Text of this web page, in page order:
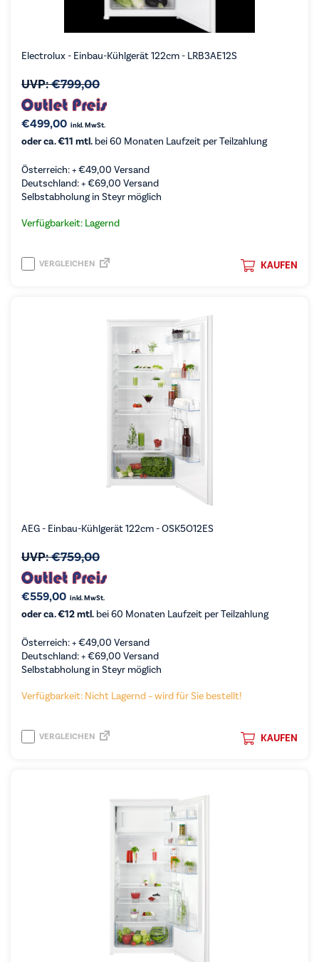
Electrolux - Einbau-Kühlgerät 122cm - LRB3AE12S
UVP:€799,00
€499,00 inkl. MwSt.
oder ca. €11 mtl. bei 60 Monaten Laufzeit per Teilzahlung
Österreich: +€49,00 Versand
Deutschland: +€69,00 Versand
Selbstabholung in Steyr möglich
Verfügbarkeit: Lagernd
KAUFEN
VERGLEICHEN
AEG - Einbau-Kühlgerät 122cm - OSK5O12ES
UVP:€759,00
€559,00 inkl. MwSt.
oder ca. €12 mtl. bei 60 Monaten Laufzeit per Teilzahlung
Österreich: +€49,00 Versand
Deutschland: +€69,00 Versand
Selbstabholung in Steyr möglich
Verfügbarkeit: Nicht Lagernd – wird für Sie bestellt!
KAUFEN
VERGLEICHEN